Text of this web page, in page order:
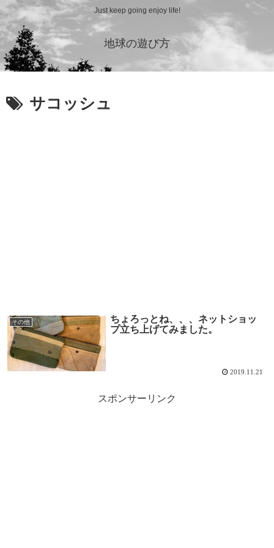
Just keep going enjoy life!
地球の遊び方
サコッシュ
その他
ちょろっとね、、、ネットショッ
プ立ち上げてみました。
2019.11.21
スポンサーリンク